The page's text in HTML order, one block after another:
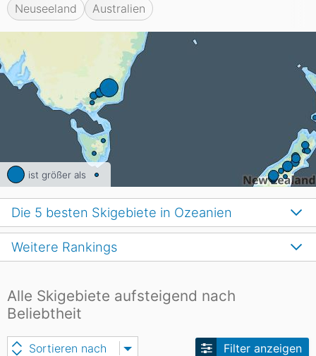
Neuseeland Australien
ist größer als
Alle Skigebiete aufsteigend nach
Beliebtheit
Sortieren nach Filter anzeigen
Die 5 besten Skigebiete in Ozeanien
Weitere Rankings